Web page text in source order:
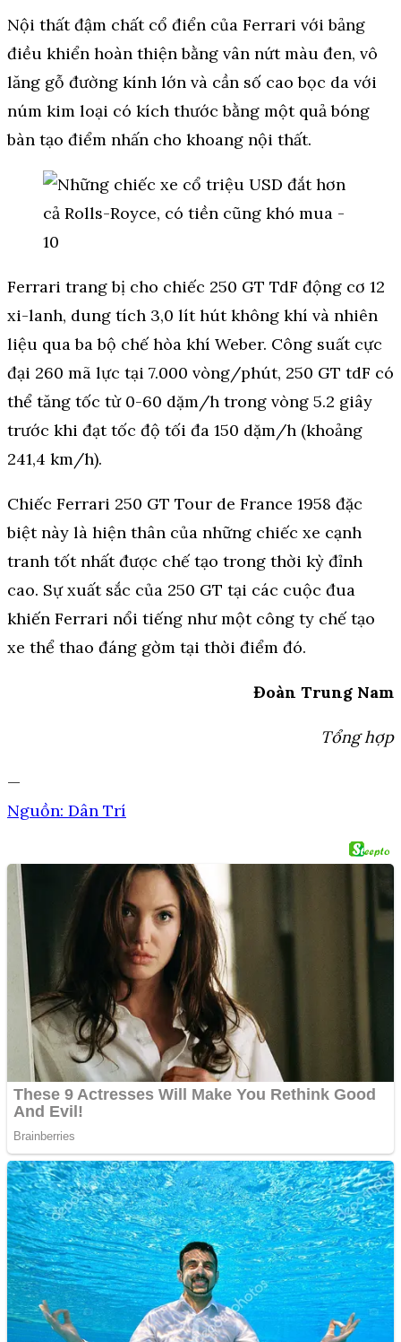
Nội thất đậm chất cổ điển của Ferrari với bảng
điều khiển hoàn thiện bằng vân nứt màu đen, vô
lăng gỗ đường kính lớn và cần số cao bọc da với
núm kim loại có kích thước bằng một quả bóng
bàn tạo điểm nhấn cho khoang nội thất.
Ferrari trang bị cho chiếc 250 GT TdF động cơ 12
xi-lanh, dung tích 3,0 lít hút không khí và nhiên
liệu qua ba bộ chế hòa khí Weber. Công suất cực
đại 260 mã lực tại 7.000 vòng/phút, 250 GT tdF có
thể tăng tốc từ 0-60 dặm/h trong vòng 5.2 giây
trước khi đạt tốc độ tối đa 150 dặm/h (khoảng
241,4 km/h).
Chiếc Ferrari 250 GT Tour de France 1958 đặc
biệt này là hiện thân của những chiếc xe cạnh
tranh tốt nhất được chế tạo trong thời kỳ đỉnh
cao. Sự xuất sắc của 250 GT tại các cuộc đua
khiến Ferrari nổi tiếng như một công ty chế tạo
xe thể thao đáng gờm tại thời điểm đó.
Đoàn Trung Nam
Tổng hợp
—
Nguồn: Dân Trí